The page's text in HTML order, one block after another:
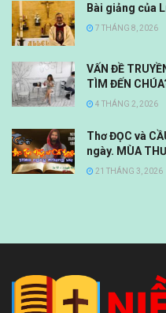
Bài giảng của
7 THÁNG 8, 2026
VẤN ĐỀ
TÌM ĐẾN
4 THÁNG 2, 2026
Thơ ĐỌC và
ngày. MÙA
21 THÁNG 3, 2026